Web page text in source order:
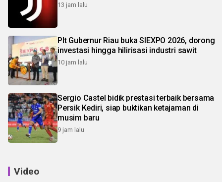
13 jam lalu
Plt Gubernur Riau buka SIEXPO 2026, dorong
investasi hingga hilirisasi industri sawit
10 jam lalu
Sergio Castel bidik prestasi terbaik bersama
Persik Kediri, siap buktikan ketajaman di
musim baru
9 jam lalu
Video